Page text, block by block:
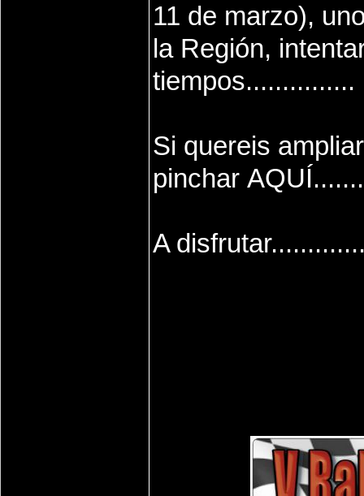
11 de marzo),
la Región,
tiempos...............
Si quereis
pinchar AQUÍ
A